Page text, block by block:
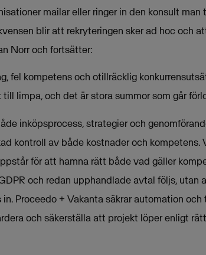
mailar eller ringer in den konsult man
blir att rekryteringen sker ad hoc och
Norr och fortsätter:
fel kompetens och otillräcklig
limpa, och det är stora summor som går
inköpsprocess, strategier och
kontroll av både kostnader och kompetens.
för att hamna rätt både vad gäller
och redan upphandlade avtal följs, utan
Proceedo + Vakanta säkrar automation och
och säkerställa att projekt löper enligt